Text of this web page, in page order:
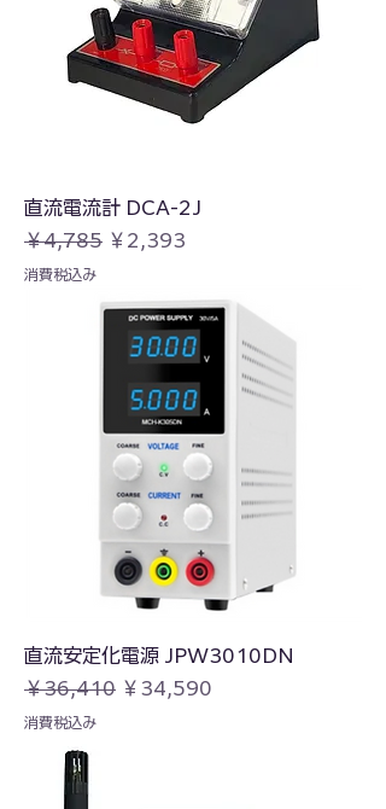
直流電流計 DCA-2J
通常価格
￥4,785 セール価格
￥2,393
消費税込み
直流安定化電源 JPW3010DN
通常価格
￥36,410 セール価格
￥34,590
消費税込み